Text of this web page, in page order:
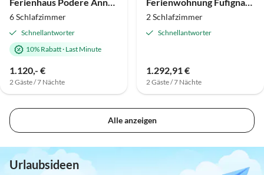
6 Schlafzimmer
Schnellantworter
10% Rabatt· Last Minute
1.120,- €
2 Gäste / 7 Nächte
2 Schlafzimmer
Schnellantworter
1.292,91 €
2 Gäste / 7 Nächte
Alle anzeigen
Urlaubsideen